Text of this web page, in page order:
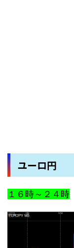
ユーロ円
１６時～２４時